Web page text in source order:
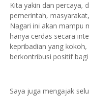
Kita yakin dan percaya,
pemerintah,
Nagari ini akan mampu
hanya cerdas secara
kepribadian yang
berkontribusi positif
Saya juga mengajak